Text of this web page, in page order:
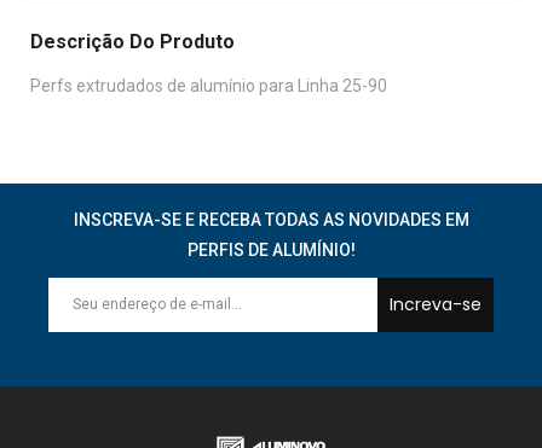
Descrição Do Produto
Perfs extrudados de alumínio para Linha 25-90
INSCREVA-SE E RECEBA TODAS AS NOVIDADES EM
PERFIS DE ALUMÍNIO!
Increva-se